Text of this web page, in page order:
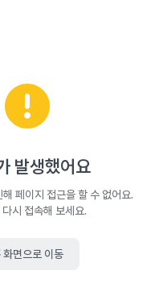
발생했어요
페이지 접근을 할 수 없어요.
다시 접속해 보세요.
화면으로 이동